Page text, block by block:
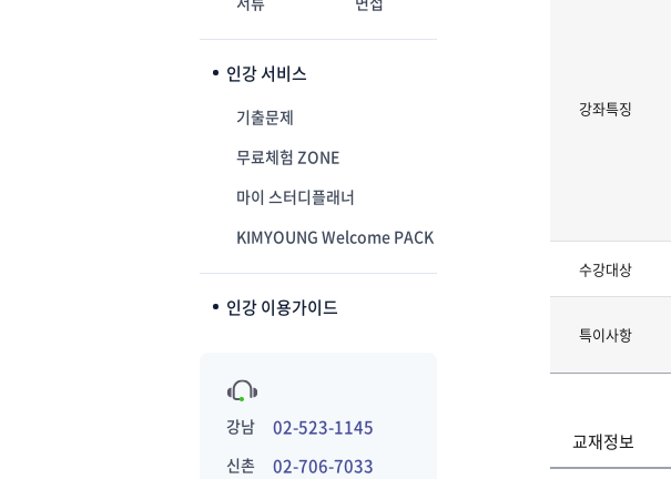
인강 서비스
기출문제
무료체험 ZONE
마이 스터디플래너
KIMYOUNG Welcome PACK
인강 이용가이드
강남 02-523-1145
신촌 02-706-7033
강좌특징
수강대상
특이사항
교재정보